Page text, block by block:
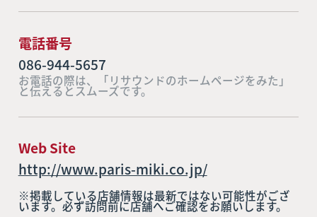
電話番号
086-944-5657
お電話の際は、「リサウンドのホームページをみた」
と伝えるとスムーズです。
Web Site
http://www.paris-miki.co.jp/
※掲載している店舗情報は最新ではない可能性がござ
います。必ず訪問前に店舗へご確認をお願いします。